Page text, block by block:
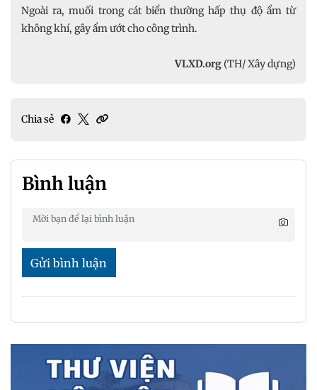
Ngoài ra, muối trong cát biển thường hấp thụ độ ẩm từ
không khí, gây ẩm ướt cho công trình.
VLXD.org (TH/ Xây dựng)
Chia sẻ
Bình luận
Gửi bình luận